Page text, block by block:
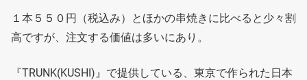
１本５５０円（税込み）とほかの串焼きに比べると少々割
高ですが、注文する価値は多いにあり。
『TRUNK(KUSHI)』で提供している、東京で作られた日本